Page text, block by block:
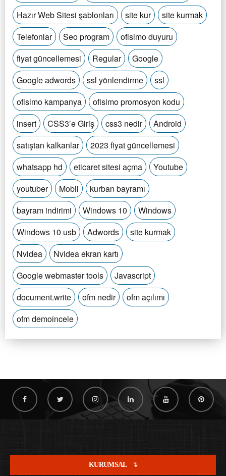
Hazır Web Sitesi şablonları
site kur
site kurmak
Telefonlar
Seo program
ofisimo duyuru
fiyat güncellemesi
Regular
Google
Google adwords
ssl yönlendirme
ssl
ofisimo kampanya
ofisimo promosyon kodu
insert
CSS3’e Giriş css3 nedir
Android
satıştan kalkanlar
2023 fiyat güncellemesi
whatsapp hd
eticaret sitesi açma
Youtube
youtuber
Mobil
kurban bayramı
bayram indirimi
Windows 10
Windows
Windows 10 usb
Adwords
site kurmak
Nvidea
Nvidea ekran kartı
Google webmaster tools
Javascript
document.write
ofm nedir
ofm açılımı
ofm demoincele
KURUMSAL